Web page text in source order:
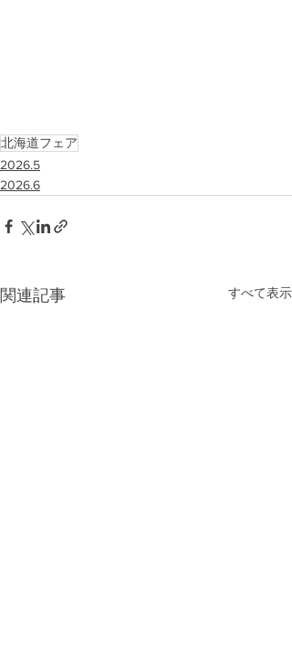
北海道フェア
2026.5
2026.6
関連記事 すべて表示